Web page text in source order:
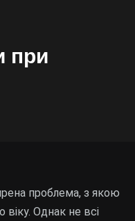
при
проблема, з якою
Однак не всі